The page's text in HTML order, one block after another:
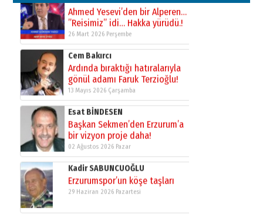
Kadir SABUNCUOĞLU
Erzurumspor’un köşe taşları
29 Haziran 2026 Pazartesi
Kenan GÜLERCİ
Murat Şahsuvaroğlu ERKON’da
çıtayı yukarı taşırken,
yönetimdekiler aşağı
çekmemeli!
17 Şubat 2026 SalıOrhan BOZKURT
Bir fotoğraf, bir şehir, bir
gazeteci… Dizginler kimin
elinde?
31 Mart 2026 Salı
A. Berhan Yılmaz
BİR BÖLÜM DEĞİL, BİR ÖMÜR